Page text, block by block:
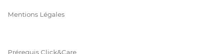
Mentions Légales
Prérequis Click&Care